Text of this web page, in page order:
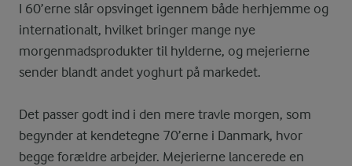
I 60’erne slår opsvinget igennem både herhjemme og
internationalt, hvilket bringer mange nye
morgenmadsprodukter til hylderne, og mejerierne
sender blandt andet yoghurt på markedet.
Det passer godt ind i den mere travle morgen, som
begynder at kendetegne 70’erne i Danmark, hvor
begge forældre arbejder. Mejerierne lancerede en